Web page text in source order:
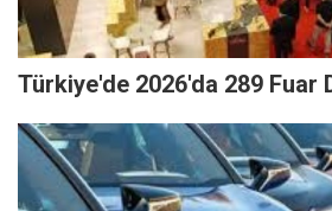
Türkiye'de 2026'da 289 Fuar